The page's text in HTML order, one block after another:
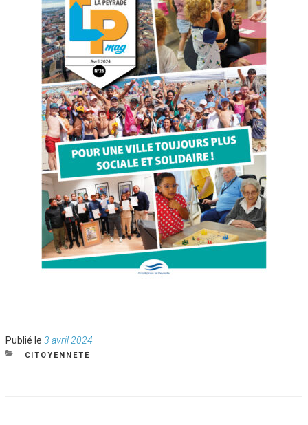
Publié le Publié
le
3 avril 2024
CATÉGORIES
CITOYENNETÉ